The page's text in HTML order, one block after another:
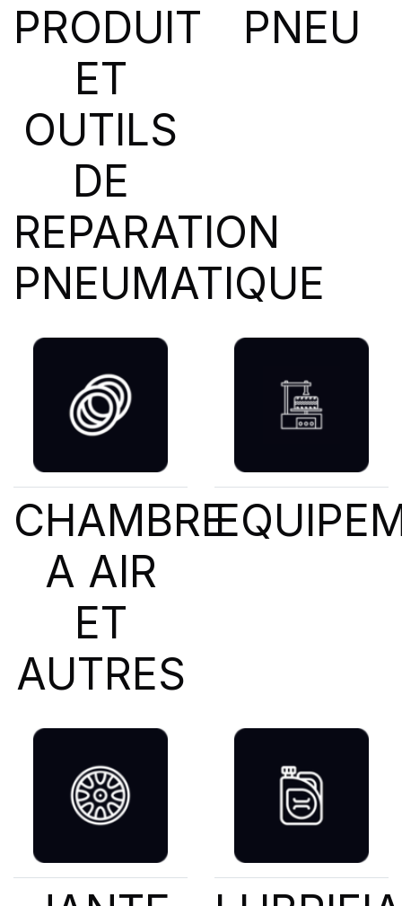
PROMETEON
(18)
(23)
STICA
PRODUIT
ET
OUTILS
DE
REPARATION
PNEUMATIQUE
PNEU
CHAMBRE
A AIR
ET
AUTRES